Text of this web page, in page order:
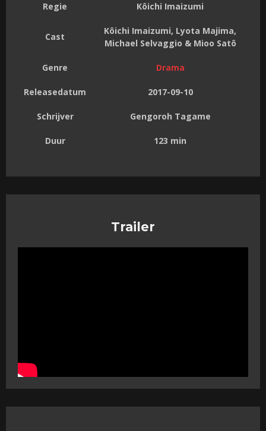
Regie Kôichi Imaizumi
Cast
Kôichi Imaizumi, Lyota Majima,
Michael Selvaggio & Mioo Satô
Genre Drama
Releasedatum 2017-09-10
Schrijver Gengoroh Tagame
Duur 123 min
Trailer